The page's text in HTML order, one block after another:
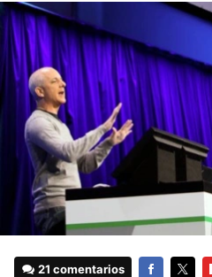
21 comentarios